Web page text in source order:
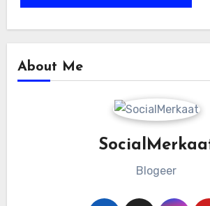
About Me
Blogeer